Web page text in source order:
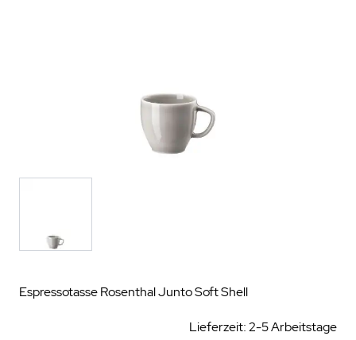
Espressotasse Rosenthal Junto Soft Shell
Lieferzeit: 2-5 Arbeitstage